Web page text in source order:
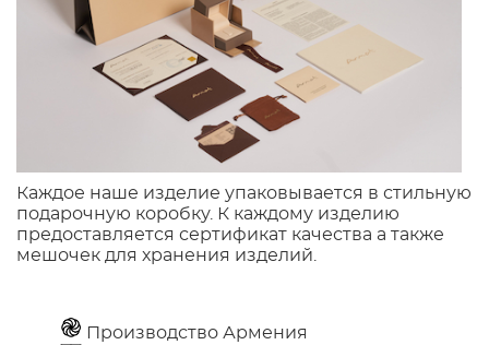
Каждое наше изделие упаковывается в стильную
подарочную коробку. К каждому изделию
предоставляется сертификат качества а также
мешочек для хранения изделий.
Производство Армения